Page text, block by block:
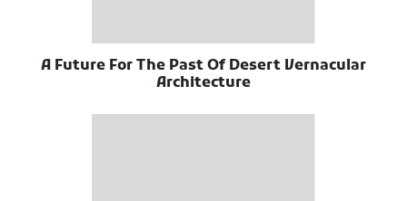
A Future For The Past Of Desert Vernacular
Architecture